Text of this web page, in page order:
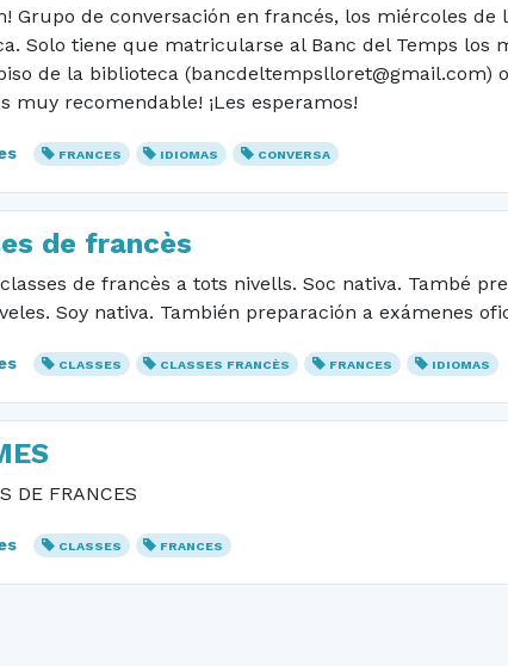
Grupo de conversación en francés, los miércoles
Solo tiene que matricularse al Banc del Temps los
de la biblioteca (bancdeltempslloret@gmail.com)
muy recomendable! ¡Les esperamos!
FRANCES IDIOMAS CONVERSA
de francès
de francès a tots nivells. Soc nativa. També
Soy nativa. También preparación a exámenes
CLASSES CLASSES FRANCÈS FRANCES IDIOMAS
DE FRANCES
CLASSES FRANCES